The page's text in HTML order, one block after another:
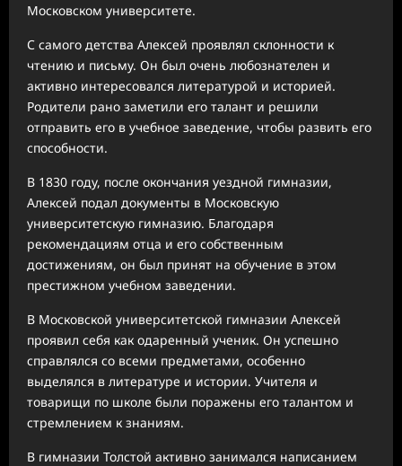
Московском университете.
С самого детства Алексей проявлял склонности к
чтению и письму. Он был очень любознателен и
активно интересовался литературой и историей.
Родители рано заметили его талант и решили
отправить его в учебное заведение, чтобы развить его
способности.
В 1830 году, после окончания уездной гимназии,
Алексей подал документы в Московскую
университетскую гимназию. Благодаря
рекомендациям отца и его собственным
достижениям, он был принят на обучение в этом
престижном учебном заведении.
В Московской университетской гимназии Алексей
проявил себя как одаренный ученик. Он успешно
справлялся со всеми предметами, особенно
выделялся в литературе и истории. Учителя и
товарищи по школе были поражены его талантом и
стремлением к знаниям.
В гимназии Толстой активно занимался написанием